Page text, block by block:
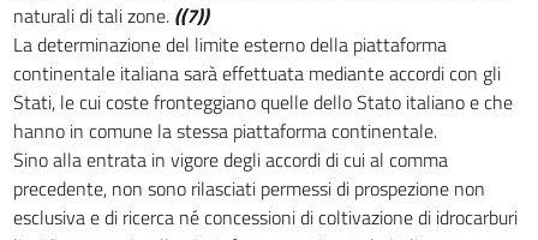
22
23
24
25
26
CAPO V
naturali di tali zone. ((7))
La determinazione del limite esterno della piattaforma
continentale italiana sarà effettuata mediante accordi con gli
Stati, le cui coste fronteggiano quelle dello Stato italiano e che
hanno in comune la stessa piattaforma continentale.
Sino alla entrata in vigore degli accordi di cui al comma
precedente, non sono rilasciati permessi di prospezione non
esclusiva e di ricerca né concessioni di coltivazione di idrocarburi